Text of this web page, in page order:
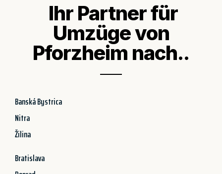
Ihr Partner für
Umzüge von
Pforzheim nach..
Banská Bystrica
Nitra
Žilina
Bratislava